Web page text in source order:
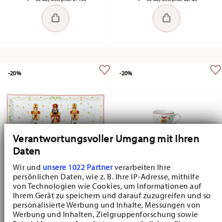
Verantwortungsvoller Umgang mit Ihren
Daten
Wir und unsere 1022 Partnerverarbeiten Ihre
persönlichen Daten, wie z. B. Ihre IP-Adresse, mithilfe
von Technologien wie Cookies, um Informationen auf
Ihrem Gerät zu speichern und darauf zuzugreifen und so
personalisierte Werbung und Inhalte, Messungen von
Werbung und Inhalten, Zielgruppenforschung sowie
Christmas Love Christmas Love
Platter angular 36 cm
£27.40Price reduced from
£34.25to
-20%
Christmas Love Christmas Love
Espresso cup
£6.20Price reduced
£7.75to
-20%